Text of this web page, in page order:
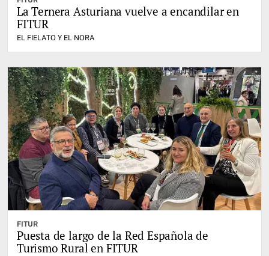
La Ternera Asturiana vuelve a encandilar en
FITUR
EL FIELATO Y EL NORA
FITUR
Puesta de largo de la Red Española de
Turismo Rural en FITUR